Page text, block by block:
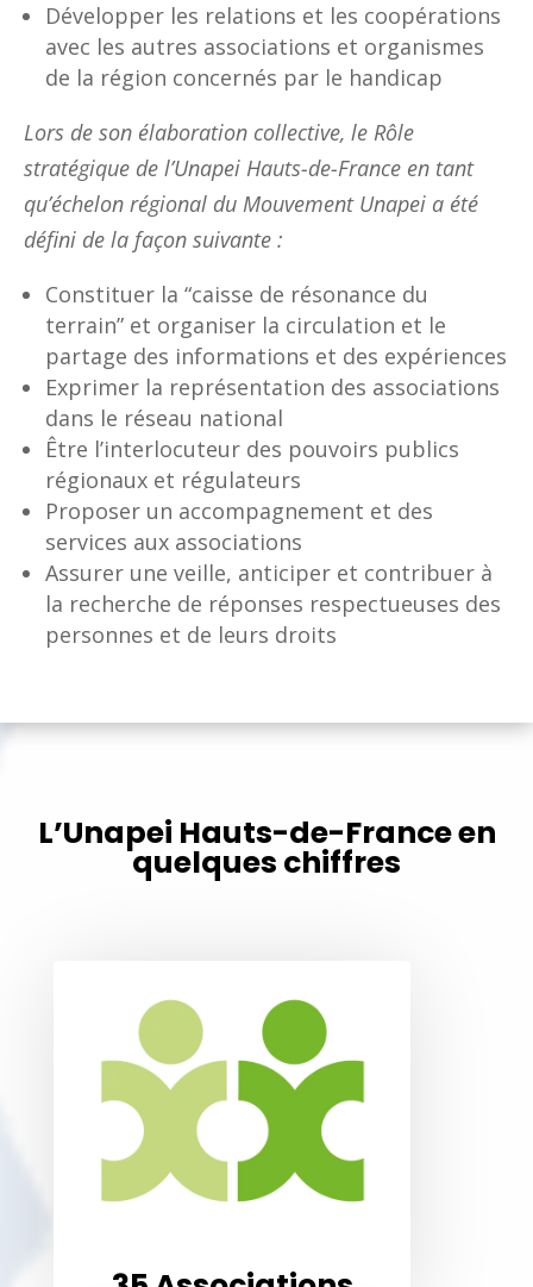
Développer les relations et les coopérations
avec les autres associations et organismes
de la région concernés par le handicap
Lors de son élaboration collective, le Rôle
stratégique de l’Unapei Hauts-de-France en tant
qu’échelon régional du Mouvement Unapei a été
défini de la façon suivante :
Constituer la “caisse de résonance du
terrain” et organiser la circulation et le
partage des informations et des expériences
Exprimer la représentation des associations
dans le réseau national
Être l’interlocuteur des pouvoirs publics
régionaux et régulateurs
Proposer un accompagnement et des
services aux associations
Assurer une veille, anticiper et contribuer à
la recherche de réponses respectueuses des
personnes et de leurs droits
L’Unapei Hauts-de-France en
quelques chiffres
L’Unapei hauts-de-France
c’est 35 associations réparties
sur 5 départements.
Elle rassemble 27 Apei ou
Papillons Blancs, 2 Udapei
Nord & Pas-de-Calais, 5
Associations tutélaire et 1
centre de formation.